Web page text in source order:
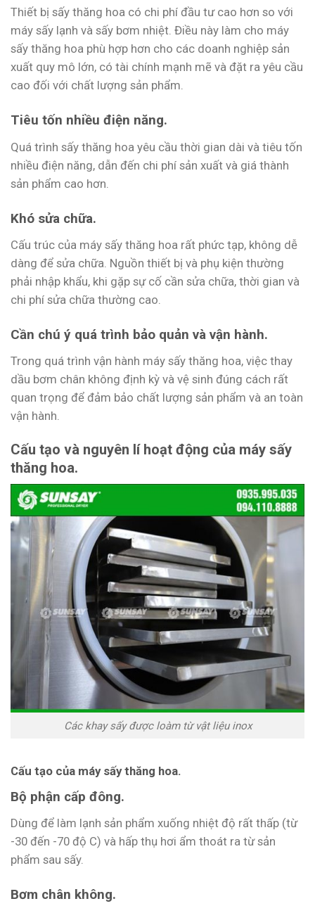
Thiết bị sấy thăng hoa có chi phí đầu tư cao hơn so với
máy sấy lạnh và sấy bơm nhiệt. Điều này làm cho máy
sấy thăng hoa phù hợp hơn cho các doanh nghiệp sản
xuất quy mô lớn, có tài chính mạnh mẽ và đặt ra yêu cầu
cao đối với chất lượng sản phẩm.
Tiêu tốn nhiều điện năng.
Quá trình sấy thăng hoa yêu cầu thời gian dài và tiêu tốn
nhiều điện năng, dẫn đến chi phí sản xuất và giá thành
sản phẩm cao hơn.
Khó sửa chữa.
Cấu trúc của máy sấy thăng hoa rất phức tạp, không dễ
dàng để sửa chữa. Nguồn thiết bị và phụ kiện thường
phải nhập khẩu, khi gặp sự cố cần sửa chữa, thời gian và
chi phí sửa chữa thường cao.
Cần chú ý quá trình bảo quản và vận hành.
Trong quá trình vận hành máy sấy thăng hoa, việc thay
dầu bơm chân không định kỳ và vệ sinh đúng cách rất
quan trọng để đảm bảo chất lượng sản phẩm và an toàn
vận hành.
Cấu tạo và nguyên lí hoạt động của máy sấy
thăng hoa.
Các khay sấy được loàm từ vật liệu inox
Cấu tạo của máy sấy thăng hoa.
Bộ phận cấp đông.
Dùng để làm lạnh sản phẩm xuống nhiệt độ rất thấp (từ
-30 đến -70 độ C) và hấp thụ hơi ẩm thoát ra từ sản
phẩm sau sấy.
Bơm chân không.